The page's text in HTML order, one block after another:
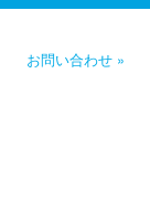
お問い合わせ »